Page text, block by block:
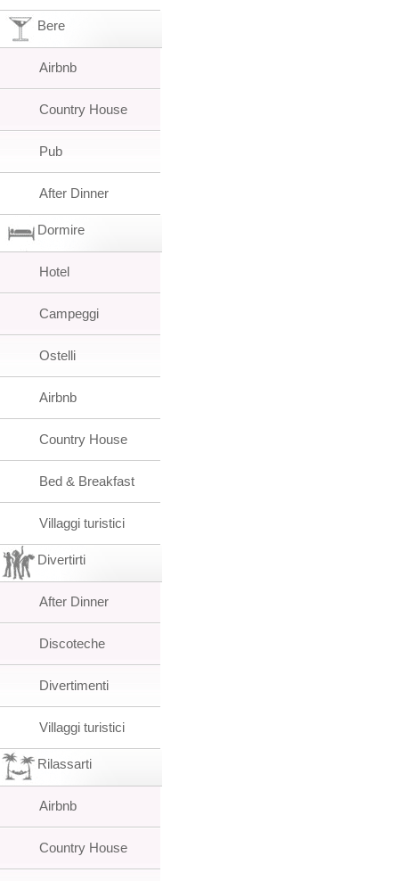
Bere
Airbnb
Country House
Pub
After Dinner
Dormire
Hotel
Campeggi
Ostelli
Airbnb
Country House
Bed & Breakfast
Villaggi turistici
Divertirti
After Dinner
Discoteche
Divertimenti
Villaggi turistici
Rilassarti
Airbnb
Country House